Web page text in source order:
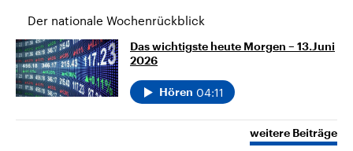
Der nationale Wochenrückblick
Das wichtigste heute Morgen – 13.Juni
2026
Hören 04:11
weitere Beiträge